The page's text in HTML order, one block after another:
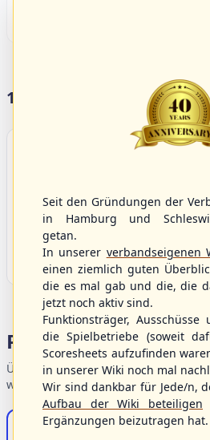
17 Vereine im S/HBV
Bargenstedt
Beavers
Portalbereiche
Übersicht der Verbandsbereiche –
weiterführende Informationen.
S/HBV-Shop
Seit den Gründungen der
in Hamburg und
getan.
In unserer verbandseigenen
einen ziemlich guten
die es mal gab und die, die
jetzt noch aktiv sind.
Funktionsträger, Ausschüsse
die Spielbetriebe (soweit
Scoresheets aufzufinden
in unserer Wiki noch mal
Wir sind dankbar für Jede/n,
Aufbau der Wiki beteiligen
Ergänzungen beizutragen hat.